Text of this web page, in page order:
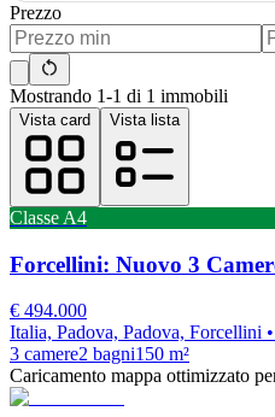
Prezzo
Mostrando 1-1 di 1 immobili
Vista card Vista lista
Classe A4
Forcellini: Nuovo 3
€ 494.000
Italia, Padova, Padova, Forcellini
3 camere2 bagni150 m²
Caricamento mappa ottimizzato